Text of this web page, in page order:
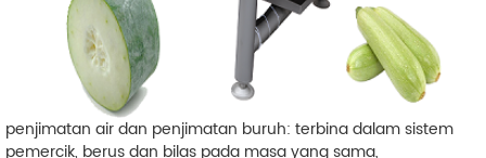
penjimatan air dan penjimatan buruh: terbina dalam sistem
pemercik, berus dan bilas pada masa yang sama,